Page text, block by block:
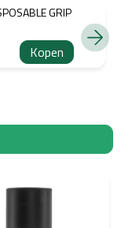
GRIP
Kopen